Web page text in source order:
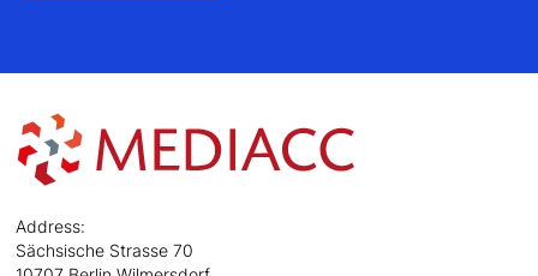
Address:
Sächsische Strasse 70